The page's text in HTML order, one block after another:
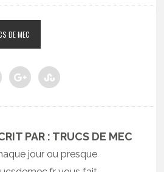
DE MEC
PAR : TRUCS DE MEC
jour ou presque